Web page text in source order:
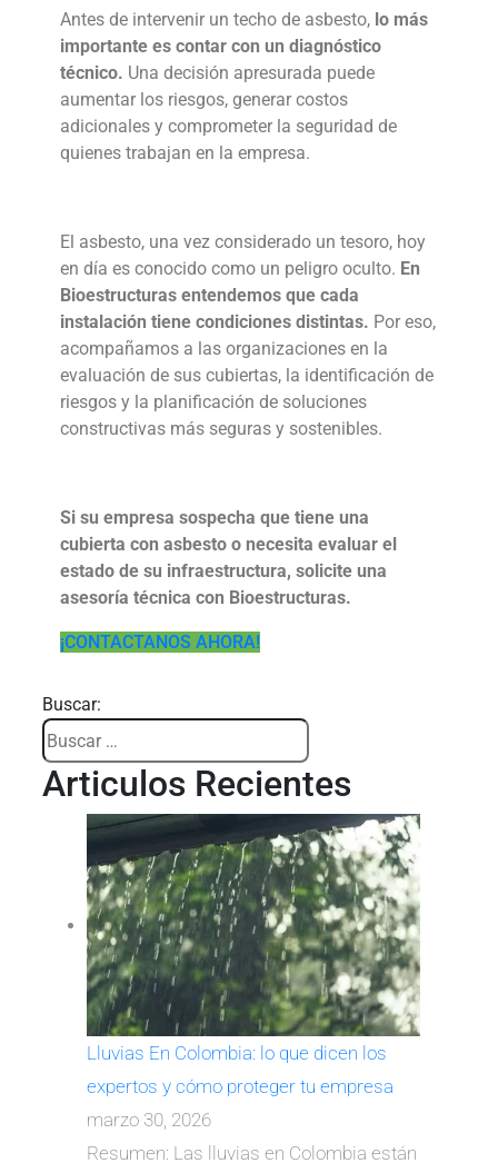
Antes de intervenir untecho de asbesto, lo más
importante es contar con un diagnóstico
técnico. Una decisión apresurada puede
aumentar los riesgos, generar costos
adicionales y comprometer la seguridad de
quienes trabajan en la empresa.
El asbesto, una vez considerado un tesoro, hoy
en día es conocido como un peligro oculto. En
Bioestructuras entendemos que cada
instalación tiene condiciones distintas. Por eso,
acompañamos a las organizaciones en la
evaluación de sus cubiertas, la identificación de
riesgos y la planificación de soluciones
constructivas más seguras y sostenibles.
Si su empresa sospecha que tiene una
cubierta con asbesto o necesita evaluar el
estado de su infraestructura, solicite una
asesoría técnica con Bioestructuras.
¡CONTACTANOS AHORA!
Buscar:
Articulos Recientes
Lluvias En Colombia: lo que dicen los
expertos y cómo proteger tu empresa
marzo 30, 2026
Resumen: Las lluvias en Colombia están